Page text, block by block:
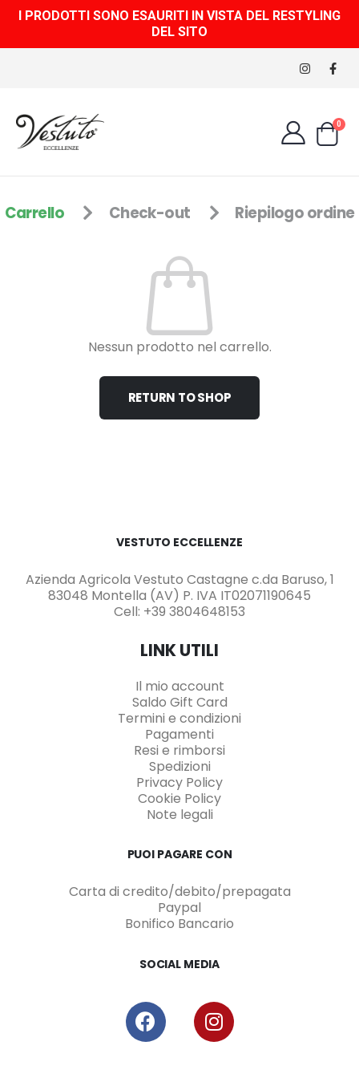
I PRODOTTI SONO ESAURITI IN VISTA DEL RESTYLING
DEL SITO
0
Carrello Check-out Riepilogo ordine
Nessun prodotto nel carrello.
RETURN TO SHOP
VESTUTO ECCELLENZE
Azienda Agricola Vestuto Castagne c.da Baruso, 1
83048 Montella (AV) P. IVA IT02071190645
Cell: +39 3804648153
LINK UTILI
Il mio account
Saldo Gift Card
Termini e condizioni
Pagamenti
Resi e rimborsi
Spedizioni
Privacy Policy
Cookie Policy
Note legali
PUOI PAGARE CON
Carta di credito/debito/prepagata
Paypal
Bonifico Bancario
SOCIAL MEDIA